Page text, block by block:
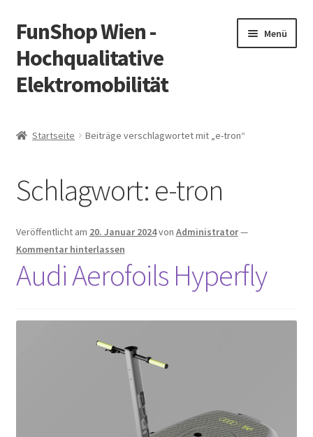
Zur
Navigation
springen
Zum
Inhalt
springen
FunShop Wien -
Hochqualitative
Elektromobilität
Menü
Vorsicht Internetbetrug
Über FunShop
Impressum
Startseite Beiträge verschlagwortet mit „e-tron“
Schlagwort: e-tron
Veröffentlicht am 20. Januar 2024von Administrator—
Kommentar hinterlassen
Audi Aerofoils Hyperfly